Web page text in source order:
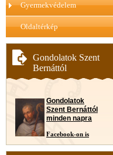
Gyermekvédelem
Oldaltérkép
Gondolatok Szent
Bernáttól
Gondolatok
Szent Bernáttól
minden napra
Facebook-on is